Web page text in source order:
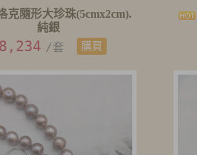
克隨形大珍珠(5cmx2cm).
純銀
/套 購買